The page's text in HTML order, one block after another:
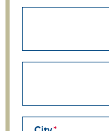
line
line